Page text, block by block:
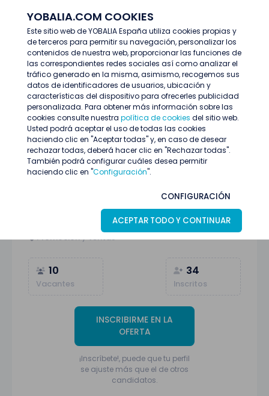
YOBALIA.COM COOKIES
Este sitio web de YOBALIA España utiliza cookies propias y
de terceros para permitir su navegación, personalizar los
contenidos de nuestra web, proporcionar las funciones de
las correspondientes redes sociales así como analizar el
tráfico generado en la misma, asimismo, recogemos sus
datos de identificadores de usuarios, ubicación y
características del dispositivo para ofrecerles publicidad
personalizada. Para obtener más información sobre las
cookies consulte nuestra política de cookies del sitio web.
Usted podrá aceptar el uso de todas las cookies
haciendo clic en "Aceptar todas" y, en caso de desear
rechazar todas, deberá hacer clic en "Rechazar todas".
También podrá configurar cuáles desea permitir
haciendo clic en "Configuración".
CONFIGURACIÓN
ACEPTAR TODO Y CONTINUAR
Últimas ofertas
Promotor/a (M/H/X) El Corte Inglés Sanchinarro.
Promotor/a (M/H/X) El Corte Inglés
Sanchinarro (Madrid) 11 Junio
Promoción y ventas
10
Vacantes
34
Inscritos
INSCRIBIRME EN LA
OFERTA
¡Inscríbete!, puede que tu perfil
se ajuste más que el de otros
candidatos.